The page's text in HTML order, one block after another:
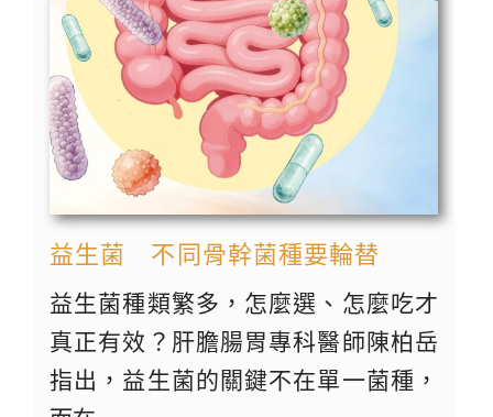
益生菌 不同骨幹菌種要輪替
益生菌種類繁多，怎麼選、怎麼吃才
真正有效？肝膽腸胃專科醫師陳柏岳
指出，益生菌的關鍵不在單一菌種，